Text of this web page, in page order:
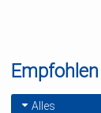
Empfohlen
Alles